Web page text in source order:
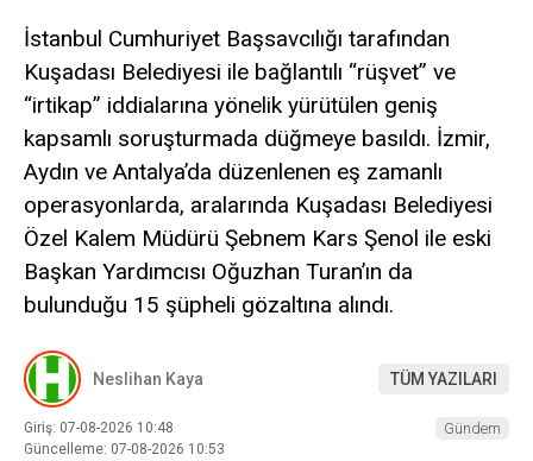
İstanbul Cumhuriyet Başsavcılığı tarafından
Kuşadası Belediyesi ile bağlantılı “rüşvet” ve
“irtikap” iddialarına yönelik yürütülen geniş
kapsamlı soruşturmada düğmeye basıldı. İzmir,
Aydın ve Antalya’da düzenlenen eş zamanlı
operasyonlarda, aralarında Kuşadası Belediyesi
Özel Kalem Müdürü Şebnem Kars Şenol ile eski
Başkan Yardımcısı Oğuzhan Turan’ın da
bulunduğu 15 şüpheli gözaltına alındı.
Neslihan Kaya TÜM YAZILARI
Giriş: 07-08-2026 10:48
Güncelleme: 07-08-2026 10:53
Gündem